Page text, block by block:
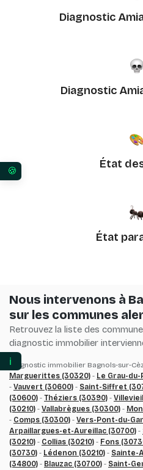
Diagnostic
Diagnostic
État
État
Nous intervenons à
sur les communes
Retrouvez la liste des
diagnostic immobilier
Diagnostic immobilier Bagnols-sur-
Marguerittes (30320) - Le Grau-
- Vauvert (30600) - Saint-Siffret
(30600) - Théziers (30390) -
(30210) - Vallabrègues (30300) -
- Comps (30300) - Vers-Pont-du-
Arpaillargues-et-Aureillac (30700) -
(30210) - Collias (30210) - Fons
(30730) - Lédenon (30210) - Sainte-
(34800) - Blauzac (30700) - Saint-
ℹ️